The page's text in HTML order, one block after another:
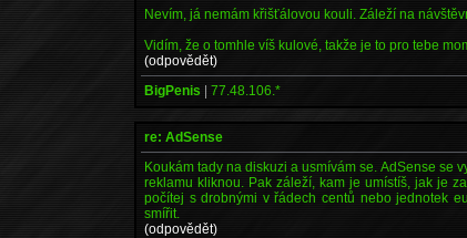
Nevím, já nemám křišťálovou kouli. Záleží na
Vidím, že o tomhle víš kulové, takže je to pro tebe
(odpovědět)
BigPenis |77.48.106.*
re: AdSense
Koukám tady na diskuzi a usmívám se. AdSense se
reklamu kliknou. Pak záleží, kam je umístíš, jak je
počítej s drobnými v řádech centů nebo jednotek
smířit.
(odpovědět)